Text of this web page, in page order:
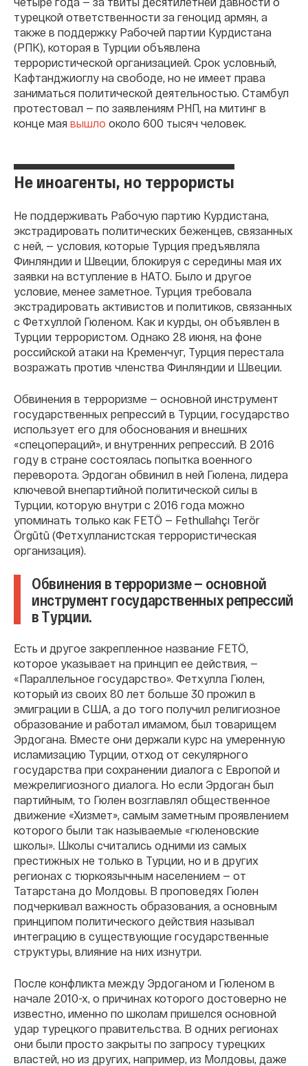
турецкой ответственности за геноцид армян, а
также в поддержку Рабочей партии Курдистана
(РПК), которая в Турции объявлена
террористической организацией. Срок условный,
Кафтанджиоглу на свободе, но не имеет права
заниматься политической деятельностью. Стамбул
протестовал — по заявлениям РНП, на митинг в
конце мая вышло около 600 тысяч человек.
Не иноагенты, но террористы
Не поддерживать Рабочую партию Курдистана,
экстрадировать политических беженцев, связанных
с ней, — условия, которые Турция предъявляла
Финляндии и Швеции, блокируя с середины мая их
заявки на вступление в НАТО. Было и другое
условие, менее заметное. Турция требовала
экстрадировать активистов и политиков, связанных
с Фетхуллой Гюленом. Как и курды, он объявлен в
Турции террористом. Однако 28 июня, на фоне
российской атаки на Кременчуг, Турция перестала
возражать против членства Финляндии и Швеции.
Обвинения в терроризме — основной инструмент
государственных репрессий в Турции, государство
использует его для обоснования и внешних
«спецопераций», и внутренних репрессий. В 2016
году в стране состоялась попытка военного
переворота. Эрдоган обвинил в ней Гюлена, лидера
ключевой внепартийной политической силы в
Турции, которую внутри с 2016 года можно
упоминать только как FETÖ — Fethullahçı Terör
Örgütü (Фетхулланистская террористическая
организация).
Обвинения в терроризме — основной
инструмент государственных репрессий
в Турции.
Есть и другое закрепленное название FETÖ,
которое указывает на принцип ее действия, —
«Параллельное государство». Фетхулла Гюлен,
который из своих 80 лет больше 30 прожил в
эмиграции в США, а до того получил религиозное
образование и работал имамом, был товарищем
Эрдогана. Вместе они держали курс на умеренную
исламизацию Турции, отход от секулярного
государства при сохранении диалога с Европой и
межрелигиозного диалога. Но если Эрдоган был
партийным, то Гюлен возглавлял общественное
движение «Хизмет», самым заметным проявлением
которого были так называемые «гюленовские
школы». Школы считались одними из самых
престижных не только в Турции, но и в других
регионах с тюркоязычным населением — от
Татарстана до Молдовы. В проповедях Гюлен
подчеркивал важность образования, а основным
принципом политического действия называл
интеграцию в существующие государственные
структуры, влияние на них изнутри.
После конфликта между Эрдоганом и Гюленом в
начале 2010-х, о причинах которого достоверно не
известно, именно по школам пришелся основной
удар турецкого правительства. В одних регионах
они были просто закрыты по запросу турецких
властей, но из других, например, из Молдовы, даже